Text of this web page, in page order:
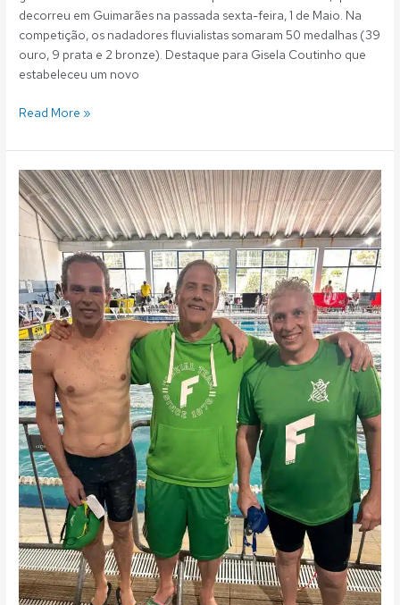
decorreu em Guimarães na passada sexta-feira, 1 de Maio. Na
competição, os nadadores fluvialistas somaram 50 medalhas (39
ouro, 9 prata e 2 bronze). Destaque para Gisela Coutinho que
estabeleceu um novo
Read More »
Natação
Master:
Fluvial
em
lugar
no
torneio
do
CPN